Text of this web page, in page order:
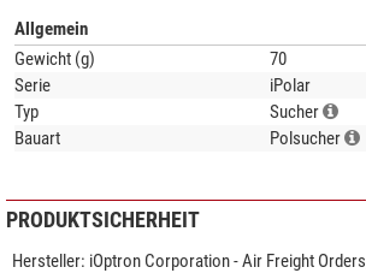
(Jan Ströher)
Jeder iPolar ist für eine bestimmte Montierung
vorgesehen und passt auch nur dort. Bitte
Kauf auf den genauen Verwendungsbereich des
Während der USB-Port bei den meisten iPolar
iPolar für den SkyGuider/SkyTracker Pro am
Allgemein
Gewicht (g)
70
Serie
iPolar
Typ
Sucher
Bauart
Polsucher
PRODUKTSICHERHEIT
Hersteller: iOptron Corporation - Air Freight